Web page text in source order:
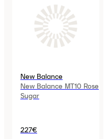
New Balance
New Balance MT10 Rose
Sugar
227€